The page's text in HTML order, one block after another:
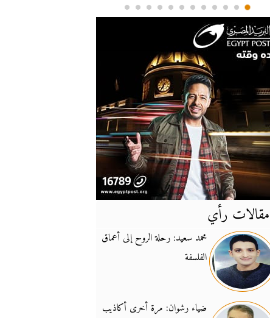
مقالات رأي
محمد سعيد: رحلة الروح إلى أعماق
الفلسفة
ضياء رشوان: مرة أخرى أكاذيب